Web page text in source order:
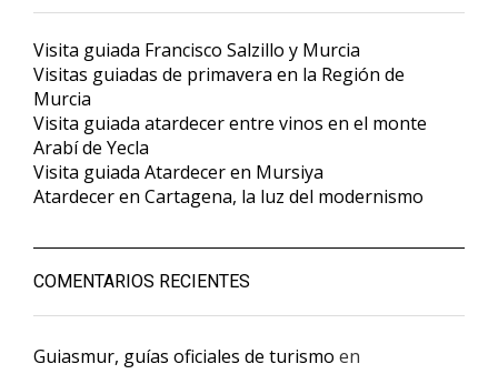
Visita guiada Francisco Salzillo y Murcia
Visitas guiadas de primavera en la Región de
Murcia
Visita guiada atardecer entre vinos en el monte
Arabí de Yecla
Visita guiada Atardecer en Mursiya
Atardecer en Cartagena, la luz del modernismo
COMENTARIOS RECIENTES
Guiasmur, guías oficiales de turismo en